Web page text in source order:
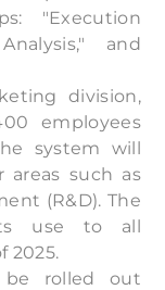
"Execution
and
division,
employees
system will
areas such as
(R&D). The
use to all
2025.
rolled out